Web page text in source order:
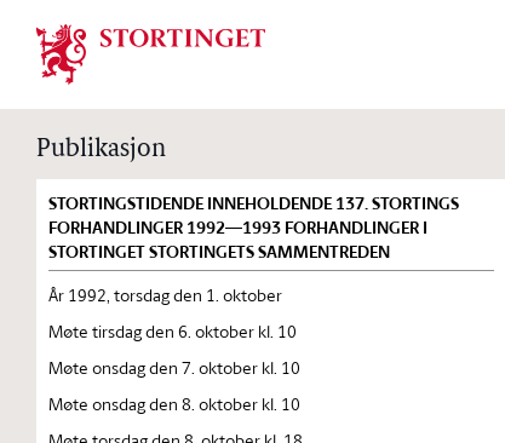
Stortinget.no
Publikasjon
STORTINGSTIDENDE INNEHOLDENDE 137. STORTINGS
FORHANDLINGER 1992—1993 FORHANDLINGER I
STORTINGET STORTINGETS SAMMENTREDEN
År 1992, torsdag den 1. oktober
Møte tirsdag den 6. oktober kl. 10
Møte onsdag den 7. oktober kl. 10
Møte onsdag den 8. oktober kl. 10